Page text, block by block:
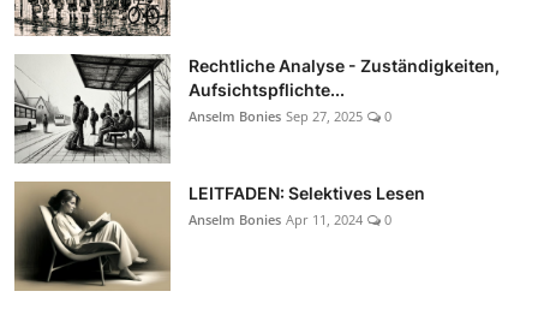
Rechtliche Analyse - Zuständigkeiten,
Aufsichtspflichte...
Anselm Bonies Sep 27, 2025 0
LEITFADEN: Selektives Lesen
Anselm Bonies Apr 11, 2024 0